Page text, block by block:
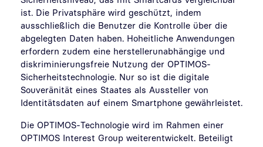
ist. Die Privatsphäre wird geschützt, indem
ausschließlich die Benutzer die Kontrolle über die
abgelegten Daten haben. Hoheitliche Anwendungen
erfordern zudem eine herstellerunabhängige und
diskriminierungsfreie Nutzung der OPTIMOS-
Sicherheitstechnologie. Nur so ist die digitale
Souveränität eines Staates als Aussteller von
Identitätsdaten auf einem Smartphone gewährleistet.
Die OPTIMOS-Technologie wird im Rahmen einer
OPTIMOS Interest Group weiterentwickelt. Beteiligt